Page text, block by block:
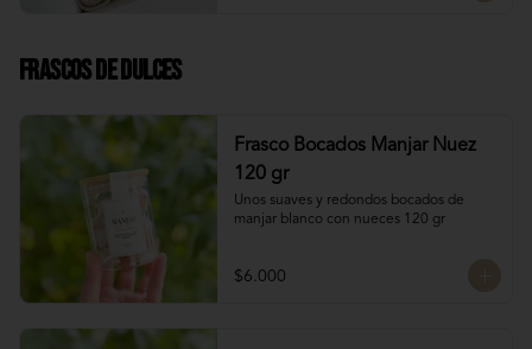
Frascos de Dulces
Frasco Bocados Manjar Nuez
120 gr
Unos suaves y redondos bocados de
manjar blanco con nueces 120 gr
$6.000